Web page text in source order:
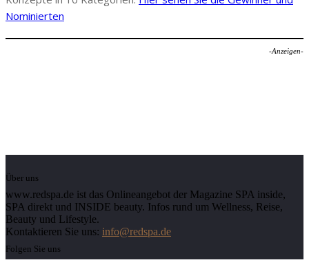
Nominierten
-Anzeigen-
Über uns
www.redspa.de ist das Onlineangebot der Magazine SPA inside,
SPA direkt und INSIDE beauty. Infos rund um Wellness, Reise,
Beauty und Lifestyle.
Kontaktieren Sie uns: info@redspa.de
Folgen Sie uns